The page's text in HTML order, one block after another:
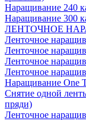
Наращивание 240
Наращивание 300
ЛЕНТОЧНОЕ
Ленточное
Ленточное
Ленточное
Ленточное
Наращивание One
Снятие одной
пряди)
Ленточное